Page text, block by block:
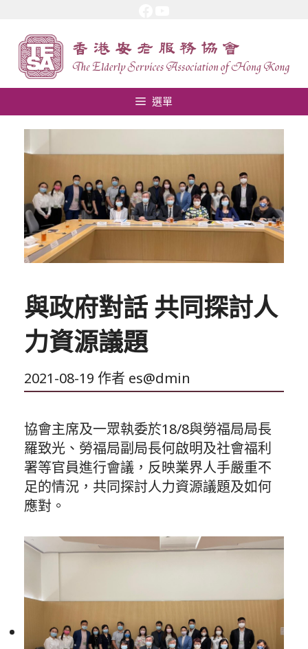
選單
與政府對話 共同探討人
力資源議題
2021-08-19 作者 es@dmin
協會主席及一眾執委於18/8與勞福局局長
羅致光、勞福局副局長何啟明及社會福利
署等官員進行會議，反映業界人手嚴重不
足的情況，共同探討人力資源議題及如何
應對。